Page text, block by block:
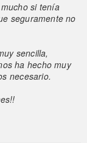
si tenía
seguramente no
sencilla,
ha hecho muy
necesario.